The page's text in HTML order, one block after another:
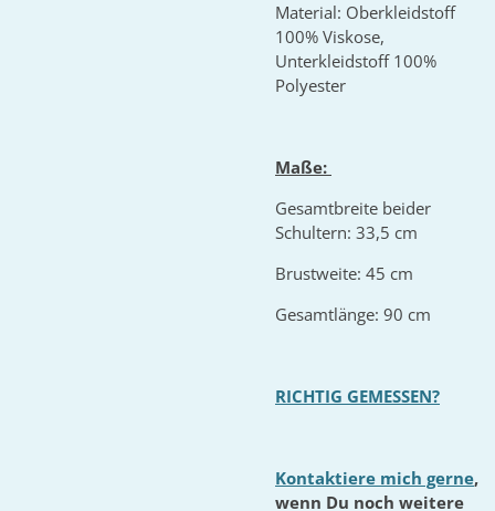
Material: Oberkleidstoff
100% Viskose,
Unterkleidstoff 100%
Polyester
Maße:
Gesamtbreite beider
Schultern: 33,5 cm
Brustweite: 45 cm
Gesamtlänge: 90 cm
RICHTIG GEMESSEN?
Kontaktiere mich gerne,
wenn Du noch weitere